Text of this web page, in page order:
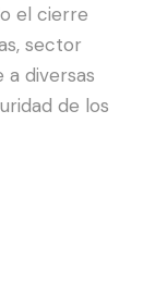
el cierre
sector
a diversas
de los